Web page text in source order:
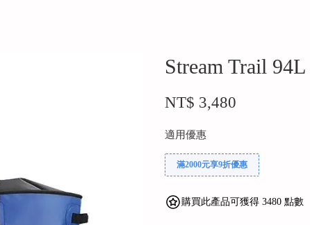
Stream Trail
NT$ 3,480
適用優惠
滿2000元享9折優惠
購買此產品可獲得 3480 點數